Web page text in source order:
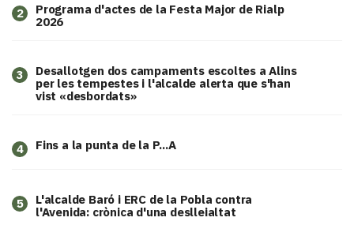
2
Programa d'actes de la Festa Major de Rialp
2026
3
​Desallotgen dos campaments escoltes a Alins
per les tempestes i l'alcalde alerta que s'han
vist «desbordats»
4 Fins a la punta de la P...A
5
L'alcalde Baró i ERC de la Pobla contra
l'Avenida: crònica d'una deslleialtat